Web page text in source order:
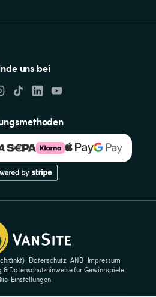
uns bei
Datenschutz ANB
Impressum
& Datenschutzhinweise für Gewinnspiele
Einstellungen